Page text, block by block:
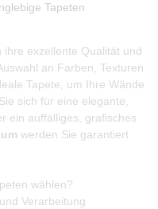
Tapeten
exzellente Qualität und
an Farben, Texturen
Tapete, um Ihre Wände
sich für eine elegante,
ein auffälliges, grafisches
werden Sie garantiert
wählen?
Verarbeitung